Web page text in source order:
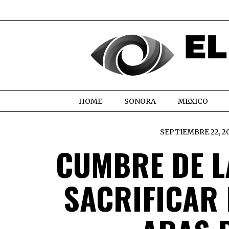
HOME SONORA MEXICO
SEPTIEMBRE 22,
CUMBRE DE
SACRIFICAR